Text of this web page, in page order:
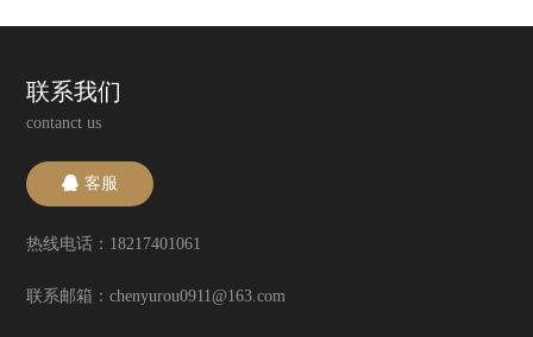
联系我们
contanct us
客服
热线电话：18217401061
联系邮箱：chenyurou0911@163.com